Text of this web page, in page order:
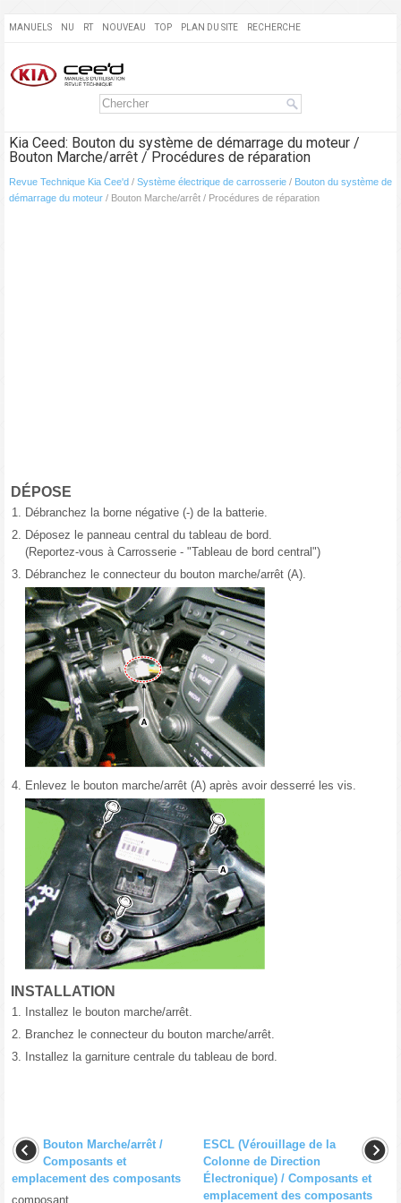
MANUELS NU RT NOUVEAU TOP PLAN DU SITE RECHERCHE
Kia Ceed: Bouton du système de démarrage du moteur /
Bouton Marche/arrêt / Procédures de réparation
Revue Technique Kia Cee'd / Système électrique de carrosserie / Bouton du système de
démarrage du moteur / Bouton Marche/arrêt / Procédures de réparation
DÉPOSE
1. Débranchez la borne négative (-) de la batterie.
2. Déposez le panneau central du tableau de bord.
(Reportez-vous à Carrosserie - "Tableau de bord central")
3. Débranchez le connecteur du bouton marche/arrêt (A).
4. Enlevez le bouton marche/arrêt (A) après avoir desserré les vis.
INSTALLATION
1.
Installez le bouton marche/arrêt.
2. Branchez le connecteur du bouton marche/arrêt.
3.
Installez la garniture centrale du tableau de bord.
Bouton Marche/arrêt /
Composants et
emplacement des composants
composant ...
ESCL (Vérouillage de la
Colonne de Direction
Électronique) / Composants et
emplacement des composants